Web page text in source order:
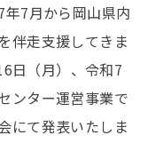
7月から岡山県内
伴走支援してきま
日（月）、令和7
ンター運営事業で
にて発表いたしま